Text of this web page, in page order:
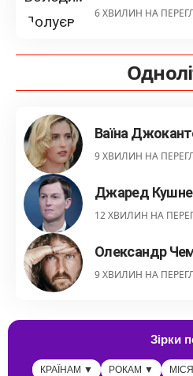
6 ХВИЛИН НА
Ваїна
9 ХВИЛИН НА
Джаред
12 ХВИЛИН НА
Олександр
9 ХВИЛИН НА
Зірки
КРАЇНАМ ▼ РОКАМ ▼